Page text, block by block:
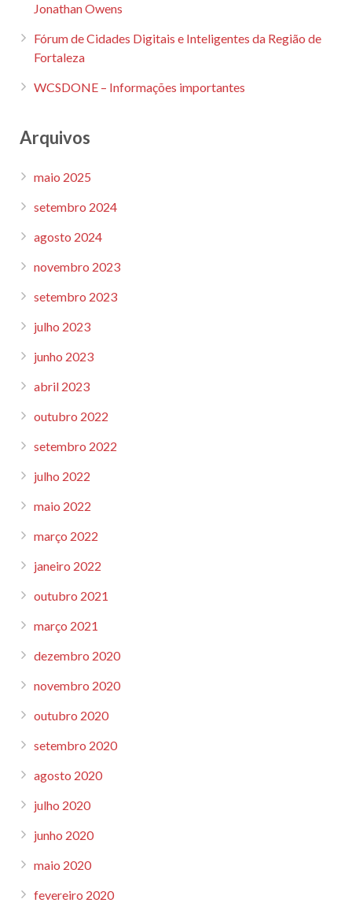
Jonathan Owens
Fórum de Cidades Digitais e Inteligentes da Região de
Fortaleza
WCSDONE – Informações importantes
Arquivos
maio 2025
setembro 2024
agosto 2024
novembro 2023
setembro 2023
julho 2023
junho 2023
abril 2023
outubro 2022
setembro 2022
julho 2022
maio 2022
março 2022
janeiro 2022
outubro 2021
março 2021
dezembro 2020
novembro 2020
outubro 2020
setembro 2020
agosto 2020
julho 2020
junho 2020
maio 2020
fevereiro 2020